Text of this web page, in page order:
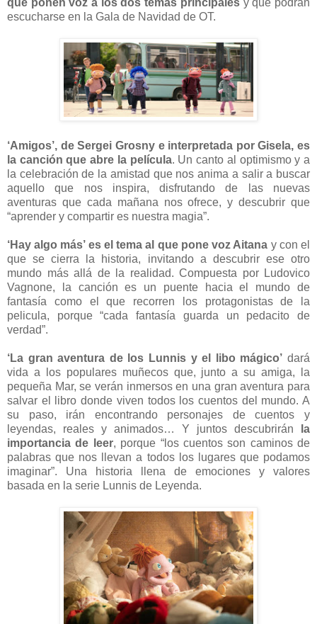
que ponen voz a los dos temas principalesy que podrán
escucharse en la Gala de Navidad de OT.
‘Amigos’, de Sergei Grosny e interpretada por Gisela, es
la canción que abre la película. Un canto al optimismo y a
la celebración de la amistad que nos anima a salir a buscar
aquello que nos inspira, disfrutando de las nuevas
aventuras que cada mañana nos ofrece, y descubrir que
“aprender y compartir es nuestra magia”.
‘Hay algo más’ es el tema al que pone voz Aitana y con el
que se cierra la historia, invitando a descubrir ese otro
mundo más allá de la realidad. Compuesta por Ludovico
Vagnone, la canción es un puente hacia el mundo de
fantasía como el que recorren los protagonistas de la
pelicula, porque “cada fantasía guarda un pedacito de
verdad”.
‘La gran aventura de los Lunnis y el libo mágico’ dará
vida a los populares muñecos que, junto a su amiga, la
pequeña Mar, se verán inmersos en una gran aventura para
salvar el libro donde viven todos los cuentos del mundo. A
su paso, irán encontrando personajes de cuentos y
leyendas, reales y animados… Y juntos descubrirán
la
importancia de leer, porque “los cuentos son caminos de
palabras que nos llevan a todos los lugares que podamos
imaginar”. Una historia llena de emociones y valores
basada en la serie Lunnis de Leyenda.